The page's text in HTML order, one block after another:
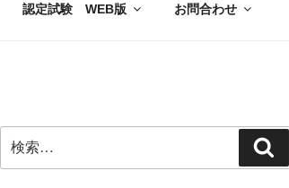
認定試験 WEB版 お問合わせ
索:
索